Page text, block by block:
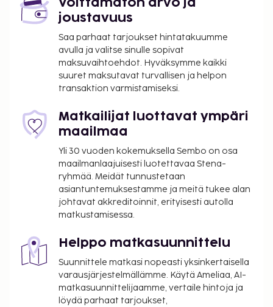
(BIQ-Pays Basque).
Käytössäsi on business center,
kuivapesula-/pesulapalvelut ja ympäri vuorokauden
auki oleva vastaanotto. Tämä hotelli tarjoaa
liikeasiakkailleen 3 kokoushuonetta. Palveluihin
kuuluu ilmainen pysäköinti. Hyödynnä terassi,
Tämän hotellin palveluihin kuuluu muun muassa
concierge-palvelut, lastenvahti (lisämaksusta) ja
ravintolan. Palveluihin kuuluu myös huonepalvelu
(rajoitettuina aikoina). Päätä päiväsi nauttimalla
muutama drinkki baarissa. Ilmainen
buffetaamiainen tarjoillaan päivittäin klo 7.30–
10.30. Tämän majoituspaikan virallisen
kehitysjärjestö ATOUT.
Majoituspaikka veloittaa seuraavat paikan päällä
suoritettavat maksut. Maksuihin saattaa sisältyä
sovellettavat verot:
Voittamaton arvo ja
joustavuus
Saa parhaat tarjoukset hintatakuumme
avulla ja valitse sinulle sopivat
maksuvaihtoehdot. Hyväksymme kaikki
suuret maksutavat turvallisen ja helpon
transaktion varmistamiseksi.
Matkailijat luottavat ympäri
maailmaa
Yli 30 vuoden kokemuksella Sembo on osa
maailmanlaajuisesti luotettavaa Stena-
ryhmää. Meidät tunnustetaan
asiantuntemuksestamme ja meitä tukee alan
johtavat akkreditoinnit, erityisesti autolla
matkustamisessa.
Helppo matkasuunnittelu
Suunnittele matkasi nopeasti yksinkertaisella
varausjärjestelmällämme. Käytä Ameliaa, AI-
matkasuunnittelijaamme, vertaile hintoja ja
löydä parhaat tarjoukset,